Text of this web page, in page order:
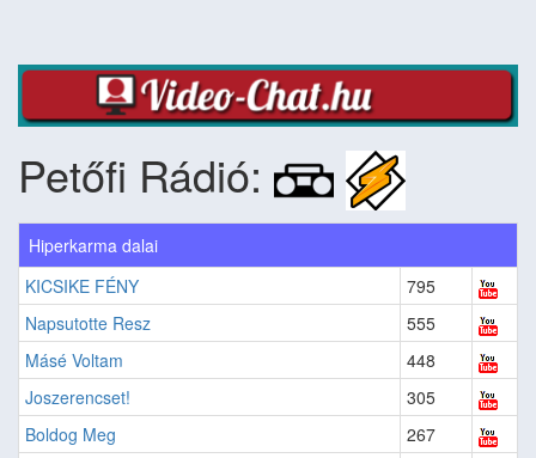
Petőfi Rádió:
Hiperkarma dalai
KICSIKE FÉNY
795
Napsutotte Resz
555
Másé Voltam
448
Joszerencset!
305
Boldog Meg
267